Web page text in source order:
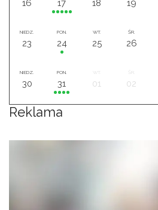
16 17 18 19
NIEDZ.
23
PON.
24
WT.
25
ŚR.
26
NIEDZ.
30
PON.
31
WT.
01 02
Reklama